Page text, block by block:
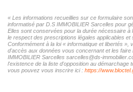
« Les informations recueillies sur ce formulaire
informatisé par D.S IMMOBILIER Sarcelles pour
Elles sont conservées pour la durée nécessaire à
le respect des prescriptions légales applicables
Conformément à la loi « informatique et libertés
d'accès aux données vous concernant et les faire
IMMOBILIER Sarcelles sarcelles@ds-
l'existence de la liste d'opposition au démarchage
vous pouvez vous inscrire ici : https://